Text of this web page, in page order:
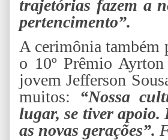
trajetórias fazem a
pertencimento”.
A cerimônia também
o 10º Prêmio
jovem Jefferson
muitos: “Nossa
lugar, se tiver apoio.
as novas gerações”.